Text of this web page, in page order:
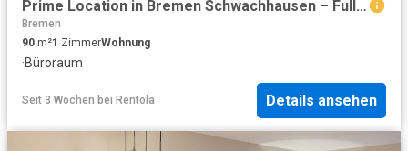
Prime Location in Bremen Schwachhausen – Fully Furnished 90 m² Apartment with Two Balconies, Bremen Amsterdam Apartments for Rent
Bremen
90 m²1 ZimmerWohnung
·Büroraum
Seit 3 Wochen bei Rentola Details ansehen